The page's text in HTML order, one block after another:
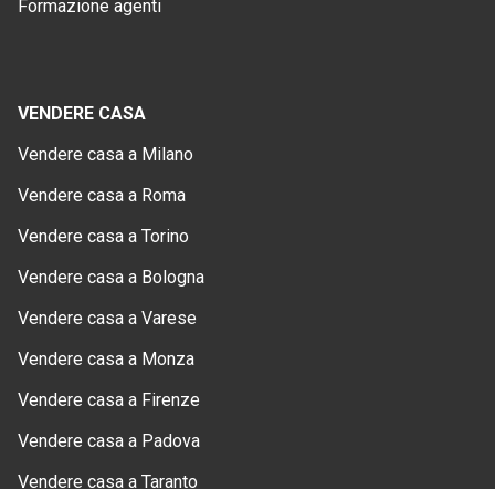
Formazione agenti
VENDERE CASA
Vendere casa a Milano
Vendere casa a Roma
Vendere casa a Torino
Vendere casa a Bologna
Vendere casa a Varese
Vendere casa a Monza
Vendere casa a Firenze
Vendere casa a Padova
Vendere casa a Taranto